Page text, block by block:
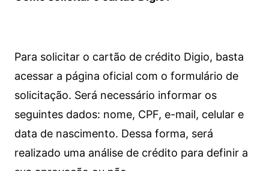
Para solicitar o cartão de crédito Digio, basta
acessar a página oficial com o formulário de
solicitação. Será necessário informar os
seguintes dados: nome, CPF, e-mail, celular e
data de nascimento. Dessa forma, será
realizado uma análise de crédito para definir a